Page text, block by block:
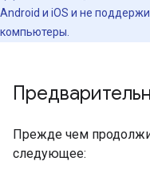
Android и iOS и не
компьютеры.
Прежде чем
следующее: